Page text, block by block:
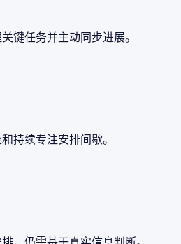
键任务并主动同步进展。
持续专注安排间歇。